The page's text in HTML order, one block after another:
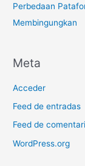
Perbedaan
Membingungkan
Meta
Acceder
Feed de entradas
Feed de
WordPress.org